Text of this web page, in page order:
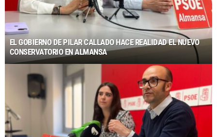
EL GOBIERNO DE PILAR CALLADO HACE REALIDAD EL NUEVO
CONSERVATORIO EN ALMANSA